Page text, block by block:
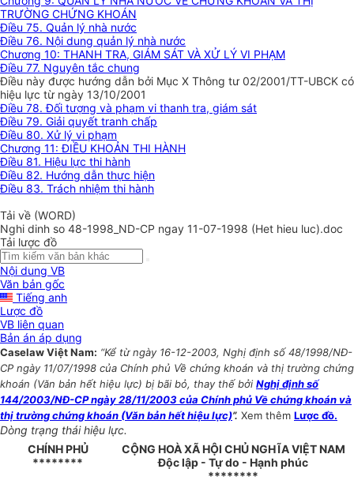
TRƯỜNG CHỨNG KHOÁN
Điều 75. Quản lý nhà nước
Điều 76. Nội dung quản lý nhà nước
Chương 10: THANH TRA, GIÁM SÁT VÀ XỬ LÝ VI PHẠM
Điều 77. Nguyên tắc chung
Điều này được hướng dẫn bởi Mục X Thông tư 02/2001/TT-UBCK có
hiệu lực từ ngày 13/10/2001
Điều 78. Đối tượng và phạm vi thanh tra, giám sát
Điều 79. Giải quyết tranh chấp
Điều 80. Xử lý vi phạm
Chương 11: ĐIỀU KHOẢN THI HÀNH
Điều 81. Hiệu lực thi hành
Điều 82. Hướng dẫn thực hiện
Điều 83. Trách nhiệm thi hành
Tải về (WORD)
Nghi dinh so 48-1998_ND-CP ngay 11-07-1998 (Het hieu luc).doc
Tải lược đồ
Nội dung VB
Văn bản gốc
Tiếng anh
Lược đồ
VB liên quan
Bản án áp dụng
Caselaw Việt Nam: “Kể từ ngày 16-12-2003, Nghị định số 48/1998/NĐ-
CP ngày 11/07/1998 của Chính phủ Về chứng khoán và thị trường chứng
khoán (Văn bản hết hiệu lực) bị bãi bỏ, thay thế bởi Nghị định số
144/2003/NĐ-CP ngày 28/11/2003 của Chính phủ Về chứng khoán và
thị trường chứng khoán (Văn bản hết hiệu lực)”. Xem thêm Lược đồ.
Dòng trạng thái hiệu lực.
CHÍNH PHỦ
********
CỘNG HOÀ XÃ HỘI CHỦ NGHĨA VIỆT NAM
Độc lập - Tự do - Hạnh phúc
********